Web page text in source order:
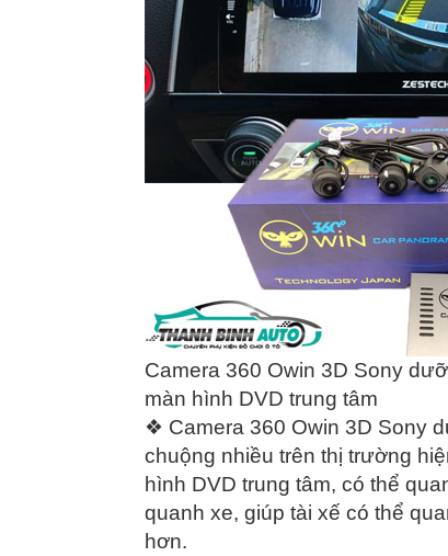
Camera 360 Owin 3D Sony
màn hình DVD trung tâm
❖ Camera 360 Owin 3D Sony
chuộng nhiều trên thị trường
hình DVD trung tâm, có thể
quanh xe, giúp tài xế có thể
hơn.